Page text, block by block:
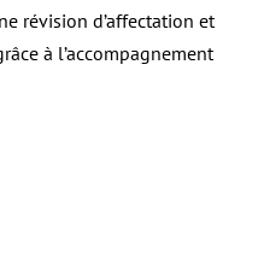
révision d’affectation et
à l’accompagnement